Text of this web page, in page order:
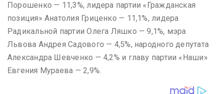
Порошенко — 11,3%, лидера партии «Гражданская
позиция» Анатолия Гриценко — 11,1%, лидера
Радикальной партии Олега Ляшко — 9,1%, мэра
Львова Андрея Садового — 4,5%, народного депутата
Александра Шевченко — 4,2% и главу партии «Наши»
Евгения Мураева — 2,9%.